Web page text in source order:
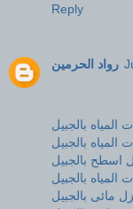
Reply
رواد الحرمين
بالجبيل
بالجبيل
اسطح بالجبيل
بالجبيل
مائى بالجبيل